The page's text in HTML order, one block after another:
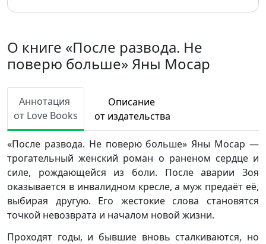
О книге «После развода. Не
поверю больше» Яны Мосар
Аннотация
от Love Books
Описание
от издательства
«После развода. Не поверю больше» Яны Мосар —
трогательный женский роман о раненом сердце и
силе, рождающейся из боли. После аварии Зоя
оказывается в инвалидном кресле, а муж предаёт её,
выбирая другую. Его жестокие слова становятся
точкой невозврата и началом новой жизни.
Проходят годы, и бывшие вновь сталкиваются, но